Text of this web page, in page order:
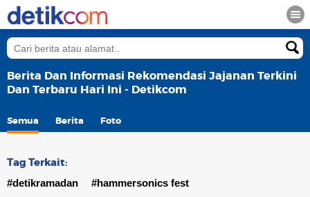
Berita Dan Informasi Rekomendasi Jajanan Terkini
Dan Terbaru Hari Ini - Detikcom
Semua Berita Foto
Tag Terkait:
#detikramadan
#hammersonics fest